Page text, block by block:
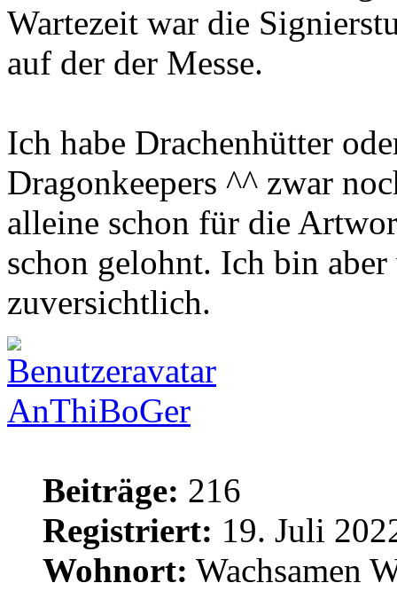
Wartezeit war die
auf der der Messe.
Ich habe Drachenhütter
Dragonkeepers ^^ zwar
alleine schon für die
schon gelohnt. Ich bin aber
zuversichtlich.
AnThiBoGer
Beiträge: 216
Registriert: 19. Juli
Wohnort: Wachsamen